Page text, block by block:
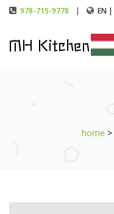
978-715-9778 | EN |
MH Kitchen
home >